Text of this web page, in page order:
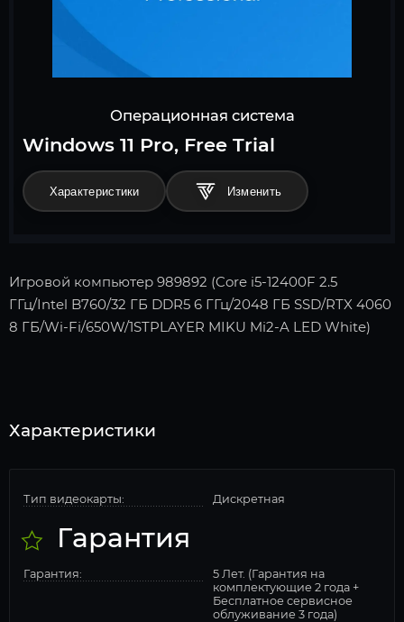
Операционная система
Windows 11 Pro, Free Trial
Характеристики
Игровой компьютер 989892 (Core i5-12400F 2.5
ГГц/Intel B760/32 ГБ DDR5 6 ГГц/2048 ГБ SSD/RTX 4060
8 ГБ/Wi-Fi/650W/1STPLAYER MIKU Mi2-A LED White)
Характеристики
Тип видеокарты: Дискретная
Гарантия
Гарантия:
5 Лет. (Гарантия на
комплектующие 2 года +
Бесплатное сервисное
облуживание 3 года)